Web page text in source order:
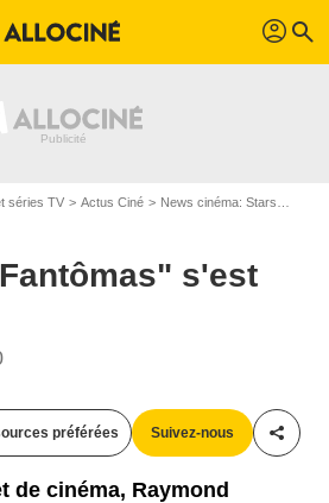
profil search
séries TV Actus Ciné News cinéma: Stars
s'est
préférées Suivez-nous
de cinéma, Raymond